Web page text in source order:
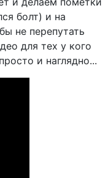
болт) и на
не перепутать
для тех у кого
и наглядно...